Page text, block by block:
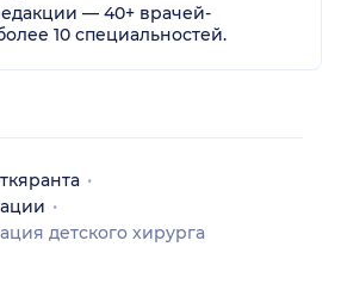
— 40+ врачей-
10 специальностей.
детского хирурга